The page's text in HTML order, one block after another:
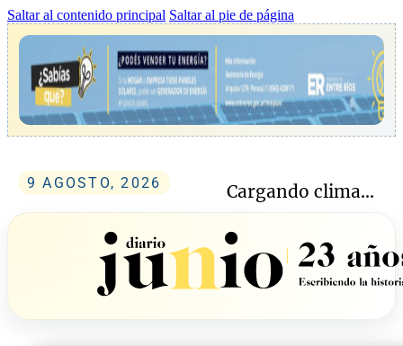
Saltar al contenido principal Saltar al pie de página
9 AGOSTO, 2026 Cargando clima...